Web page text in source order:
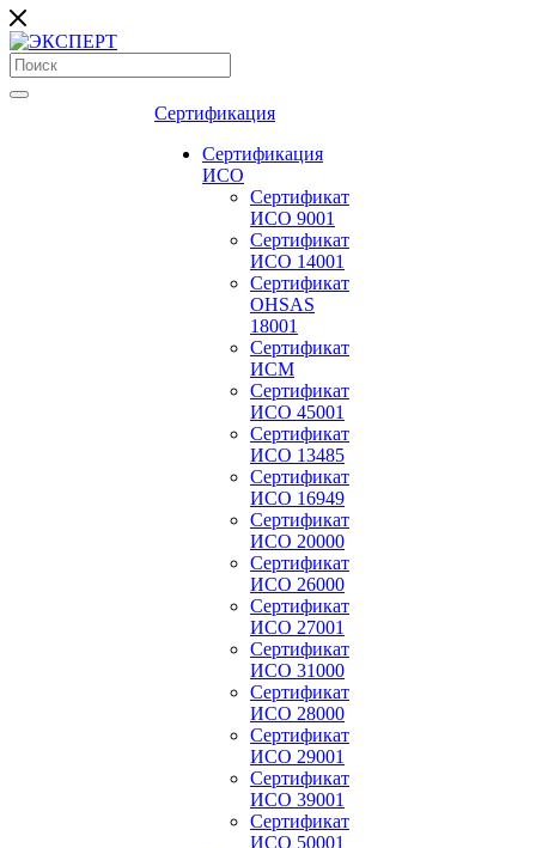
Сертификация
Сертификация
ИСО
Сертификат
ИСО 9001
Сертификат
ИСО 14001
Сертификат
OHSAS
18001
Сертификат
ИСМ
Сертификат
ИСО 45001
Сертификат
ИСО 13485
Сертификат
ИСО 16949
Сертификат
ИСО 20000
Сертификат
ИСО 26000
Сертификат
ИСО 27001
Сертификат
ИСО 31000
Сертификат
ИСО 28000
Сертификат
ИСО 29001
Сертификат
ИСО 39001
Сертификат
ИСО 50001